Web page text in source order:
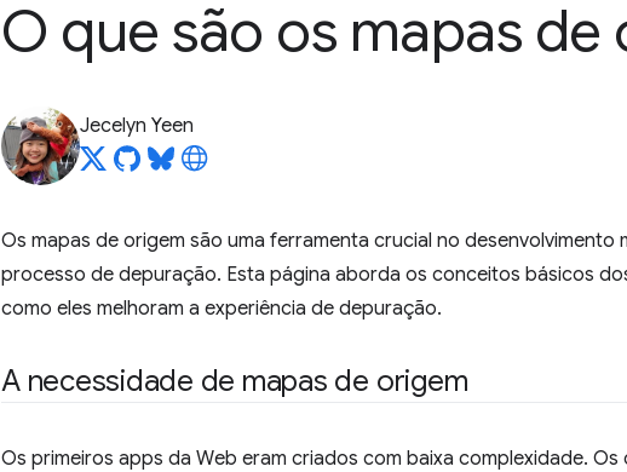
O que são os mapas de
Jecelyn Yeen
Os mapas de origem são uma ferramenta crucial no
processo de depuração. Esta página aborda os conceitos básicos
como eles melhoram a experiência de depuração.
A necessidade de mapas de origem
Os primeiros apps da Web eram criados com baixa complexidade.